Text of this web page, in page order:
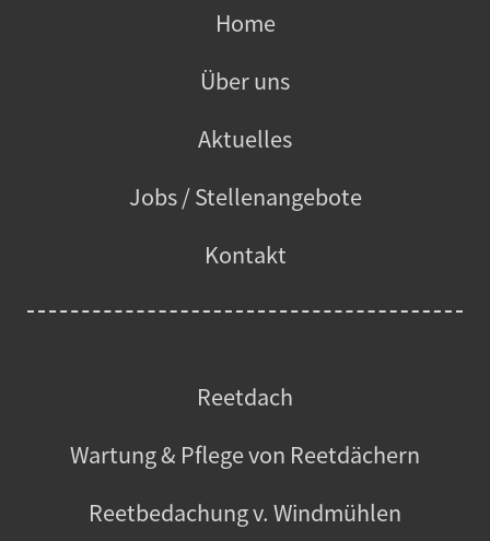
Home
Über uns
Aktuelles
Jobs / Stellenangebote
Kontakt
Reetdach
Wartung & Pflege von Reetdächern
Reetbedachung v. Windmühlen